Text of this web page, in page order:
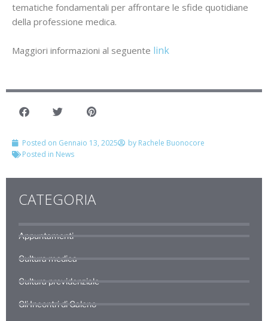
tematiche fondamentali per affrontare le sfide quotidiane
della professione medica.
Maggiori informazioni al seguente link
Posted on Gennaio 13, 2025 by Rachele Buonocore
Posted in News
CATEGORIA
Appuntamenti
Cultura medica
Cultura previdenziale
Gli Incontri di Galeno